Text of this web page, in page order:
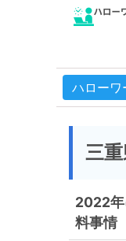
ハローワ
三
2022年
料事情